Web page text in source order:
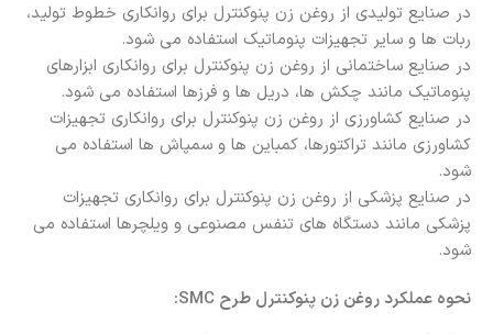
در صنایع تولیدی از روغن زن پنوکنترل برای روانکاری خطوط تولید،
ربات‌ ها و سایر تجهیزات پنوماتیک استفاده می‌ شود.
در صنایع ساختمانی از روغن زن پنوکنترل برای روانکاری ابزارهای
پنوماتیک مانند چکش‌ ها، دریل‌ ها و فرزها استفاده می‌ شود.
در صنایع کشاورزی از روغن زن پنوکنترل برای روانکاری تجهیزات
کشاورزی مانند تراکتورها، کمباین‌ ها و سمپاش‌ ها استفاده می‌
شود.
در صنایع پزشکی از روغن زن پنوکنترل برای روانکاری تجهیزات
پزشکی مانند دستگاه‌ های تنفس مصنوعی و ویلچرها استفاده می‌
شود.
نحوه عملکرد روغن زن پنوکنترل طرح SMC: